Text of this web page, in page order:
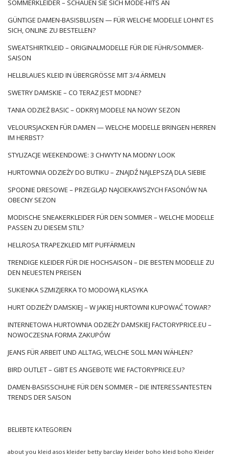
SOMMERKLEIDER – SCHAUEN SIE SICH MODE-HITS AN
GÜNTIGE DAMEN-BASISBLUSEN — FÜR WELCHE MODELLE LOHNT ES
SICH, ONLINE ZU BESTELLEN?
SWEATSHIRTKLEID – ORIGINALMODELLE FÜR DIE FÜHR/SOMMER-
SAISON
HELLBLAUES KLEID IN ÜBERGRÖSSE MIT 3/4 ÄRMELN
SWETRY DAMSKIE – CO TERAZ JEST MODNE?
TANIA ODZIEŻ BASIC – ODKRYJ MODELE NA NOWY SEZON
VELOURSJACKEN FÜR DAMEN — WELCHE MODELLE BRINGEN HERREN
IM HERBST?
STYLIZACJE WEEKENDOWE: 3 CHWYTY NA MODNY LOOK
HURTOWNIA ODZIEŻY DO BUTIKU – ZNAJDŹ NAJLEPSZĄ DLA SIEBIE
SPODNIE DRESOWE – PRZEGLĄD NAJCIEKAWSZYCH FASONÓW NA
OBECNY SEZON
MODISCHE SNEAKERKLEIDER FÜR DEN SOMMER – WELCHE MODELLE
PASSEN ZU DIESEM STIL?
HELLROSA TRAPEZKLEID MIT PUFFÄRMELN
TRENDIGE KLEIDER FÜR DIE HOCHSAISON – DIE BESTEN MODELLE ZU
DEN NEUESTEN PREISEN
SUKIENKA SZMIZJERKA TO MODOWĄ KLASYKA
HURT ODZIEŻY DAMSKIEJ – W JAKIEJ HURTOWNI KUPOWAĆ TOWAR?
INTERNETOWA HURTOWNIA ODZIEŻY DAMSKIEJ FACTORYPRICE.EU –
NOWOCZESNA FORMA ZAKUPÓW
JEANS FÜR ARBEIT UND ALLTAG, WELCHE SOLL MAN WÄHLEN?
BIRD OUTLET – GIBT ES ANGEBOTE WIE FACTORYPRICE.EU?
DAMEN-BASISSCHUHE FÜR DEN SOMMER – DIE INTERESSANTESTEN
TRENDS DER SAISON
BELIEBTE KATEGORIEN
about you kleid asos kleider betty barclay kleider boho kleid boho Kleider